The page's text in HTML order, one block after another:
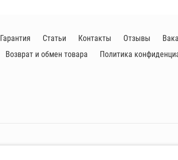
Гарантия Статьи Контакты Отзывы
Возврат и обмен товара Политика